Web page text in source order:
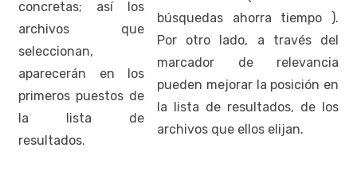
concretas; así los
archivos que
seleccionan,
aparecerán en los
primeros puestos de
la lista de
resultados.
búsquedas ahorra tiempo ).
Por otro lado, a través del
marcador de relevancia
pueden mejorar la posición en
la lista de resultados, de los
archivos que ellos elijan.